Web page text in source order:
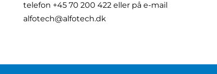
telefon +45 70 200 422 eller på e-mail
alfotech@alfotech.dk